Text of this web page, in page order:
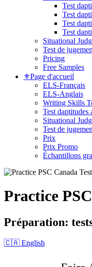
Test
Test
Test
Test
Situational
Test de
Pricing
Free Samples
⚜️Page d'accueil
ELS-Français
ELS-Anglais
Writing Skills
Test daptitudes
Situational
Test de
Prix
Prix Promo
Échantillons
Practice
Préparation:
🇨🇦 English